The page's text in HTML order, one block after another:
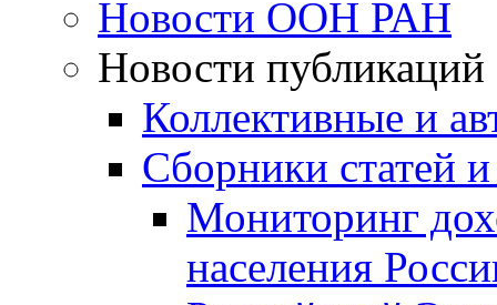
Новости ООН РАН
Новости публикаций
Коллективные и
Сборники статей
Мониторинг
населения